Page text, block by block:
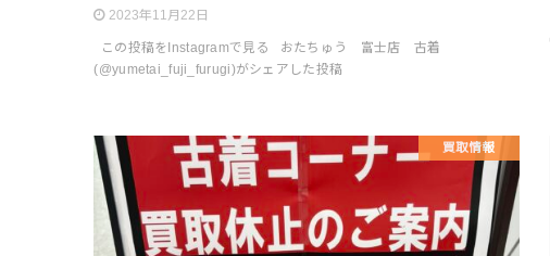
2023年11月22日
この投稿をInstagramで見る おたちゅう 富士店 古着
(@yumetai_fuji_furugi)がシェアした投稿
買取情報